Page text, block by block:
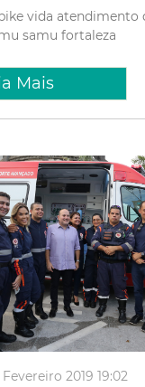
vida atendimento
samu fortaleza
Mais
2019 19:02